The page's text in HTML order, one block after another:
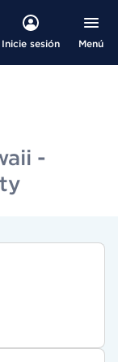
Inicie sesión Menú
-